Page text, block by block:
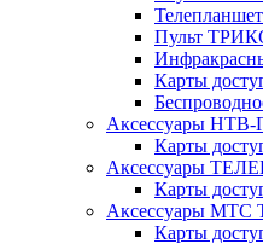
Пульт
Карты
Аксессуары
Карты
Аксессуары
Карты
Аксессуары МТС
Карты